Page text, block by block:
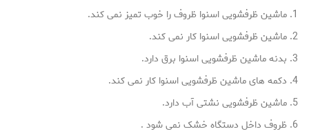
ماشین ظرفشویی اسنوا ظروف را خوب تمیز نمی کند.
ماشین ظرفشویی اسنوا کار نمی کند.
بدنه ماشین ظرفشویی اسنوا برق دارد.
دکمه های ماشین ظرفشویی اسنوا کار نمی کند.
ماشین ظرفشویی نشتی آب دارد.
ظروف داخل دستگاه خشک نمی شود .